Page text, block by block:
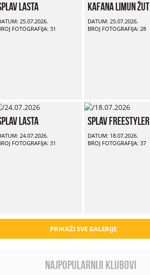
Lasta
25.07.2026.
FOTOGRAFIJA: 31
Kafana Limun Žut
DATUM: 25.07.2026.
BROJ FOTOGRAFIJA: 28
Lasta
24.07.2026.
FOTOGRAFIJA: 31
Splav Freestyler
DATUM: 18.07.2026.
BROJ FOTOGRAFIJA: 37
PRIKAŽI SVE GALERIJE
najpopularniji klubovi